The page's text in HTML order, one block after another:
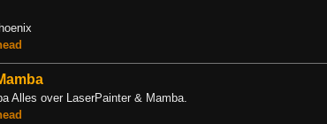
Alles over LaserPainter & Mamba.